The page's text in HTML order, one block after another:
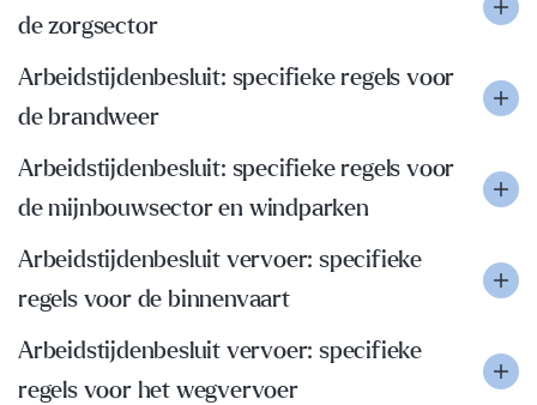
de zorgsector
Arbeidstijdenbesluit: specifieke regels voor
de brandweer
Arbeidstijdenbesluit: specifieke regels voor
de mijnbouwsector en windparken
Arbeidstijdenbesluit vervoer: specifieke
regels voor de binnenvaart
Arbeidstijdenbesluit vervoer: specifieke
regels voor het wegvervoer